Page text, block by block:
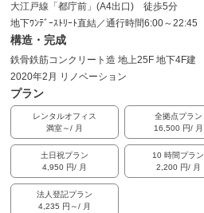
大江戸線「都庁前」(A4出口) 徒歩5分
地下ﾜﾝﾃﾞｰｽﾄﾘｰﾄ直結／通行時間6:00～22:45
構造・完成
鉄骨鉄筋コンクリート造 地上25F 地下4F建
2020年2月 リノベーション
プラン
レンタルオフィス
満室～/ 月
全拠点プラン
16,500 円/ 月
土日祝プラン
4,950 円/ 月
10 時間プラン
2,200 円/ 月
法人登記プラン
4,235 円～/ 月